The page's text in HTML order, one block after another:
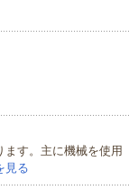
す。主に機械を使用
見る